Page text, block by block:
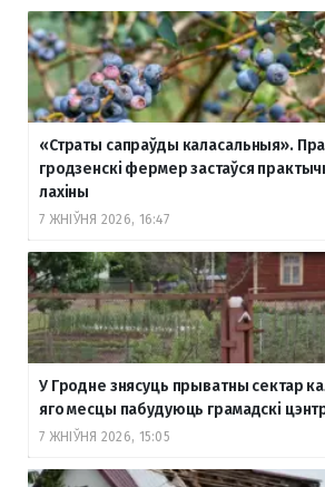
«Страты сапраўды каласальныя».
гродзенскі фермер застаўся
лахіны
7 ЖНІЎНЯ 2026, 16:47
У Гродне знясуць прыватны сектар
яго месцы пабудуюць грамадскі
7 ЖНІЎНЯ 2026, 15:05